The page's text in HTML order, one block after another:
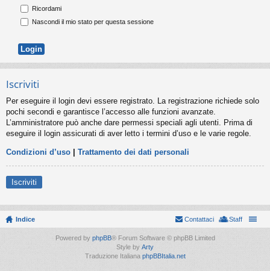
Ricordami
Nascondi il mio stato per questa sessione
Iscriviti
Per eseguire il login devi essere registrato. La registrazione richiede solo
pochi secondi e garantisce l’accesso alle funzioni avanzate.
L’amministratore può anche dare permessi speciali agli utenti. Prima di
eseguire il login assicurati di aver letto i termini d’uso e le varie regole.
Condizioni d’uso Trattamento dei dati personali
Iscriviti
Indice Staff
Contattaci
Powered by phpBB® Forum Software © phpBB Limited
Style by Arty
Traduzione Italiana phpBBItalia.net